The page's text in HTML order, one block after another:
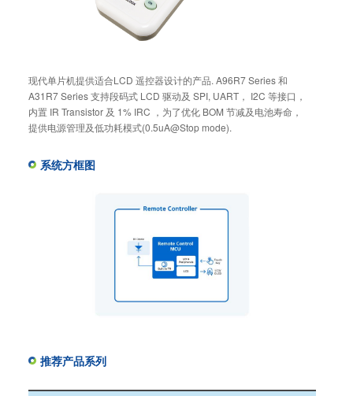
现代单片机提供适合LCD 遥控器设计的产品. A96R7 Series 和
A31R7 Series 支持段码式 LCD 驱动及 SPI, UART， I2C 等接口，
内置 IR Transistor 及 1% IRC ，为了优化 BOM 节减及电池寿命，
提供电源管理及低功耗模式(0.5uA@Stop mode).
系统方框图
推荐产品系列